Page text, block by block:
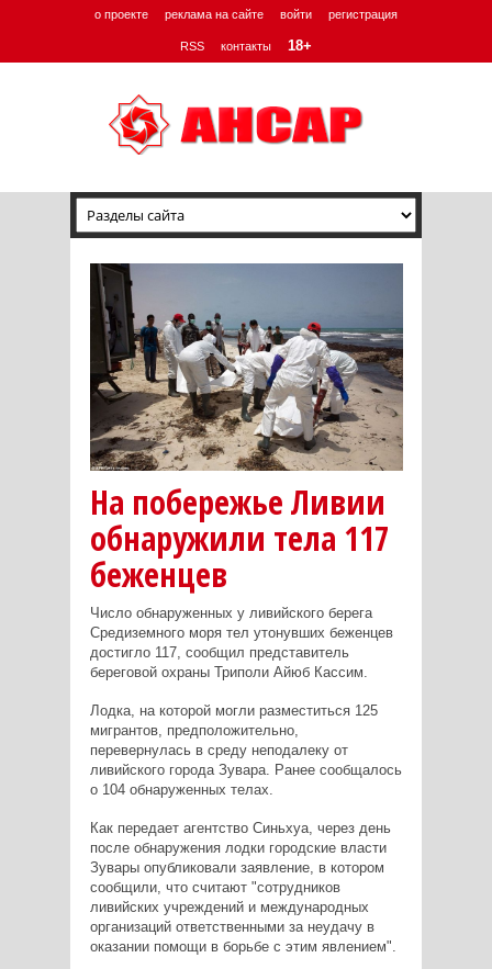
о проекте реклама на сайте войти регистрация
RSS контакты 18+
На побережье Ливии
обнаружили тела 117
беженцев
Число обнаруженных у ливийского берега
Средиземного моря тел утонувших беженцев
достигло 117, сообщил представитель
береговой охраны Триполи Айюб Кассим.
Лодка, на которой могли разместиться 125
мигрантов, предположительно,
перевернулась в среду неподалеку от
ливийского города Зувара. Ранее сообщалось
о 104 обнаруженных телах.
Как передает агентство Синьхуа, через день
после обнаружения лодки городские власти
Зувары опубликовали заявление, в котором
сообщили, что считают "сотрудников
ливийских учреждений и международных
организаций ответственными за неудачу в
оказании помощи в борьбе с этим явлением".